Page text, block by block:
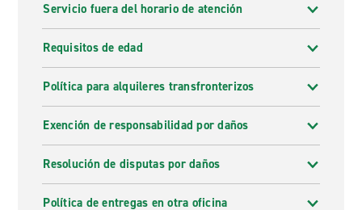
Servicio fuera del horario de atención
Requisitos de edad
Política para alquileres transfronterizos
Exención de responsabilidad por daños
Resolución de disputas por daños
Política de entregas en otra oficina